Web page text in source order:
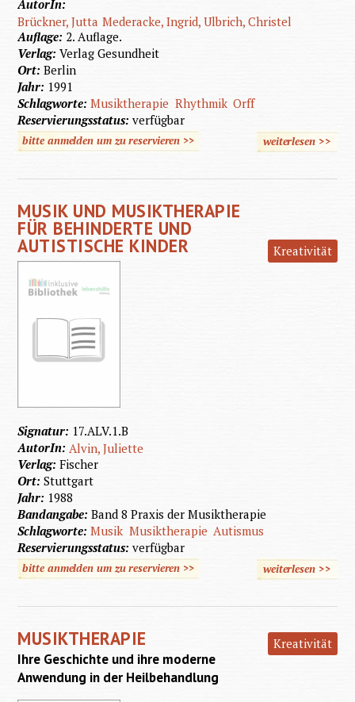
AutorIn:
Brückner, Jutta Mederacke, Ingrid, Ulbrich, Christel
Auflage: 2. Auflage.
Verlag:Verlag Gesundheit
Ort:Berlin
Jahr: 1991
Schlagworte:Musiktherapie Rhythmik Orff
Reservierungsstatus:verfügbar
bitte anmelden um zu reservieren >> weiterlesen>>
MUSIK UND MUSIKTHERAPIE
FÜR BEHINDERTE UND
AUTISTISCHE KINDER Kreativität
Signatur: 17.ALV.1.B
AutorIn: Alvin, Juliette
Verlag:Fischer
Ort:Stuttgart
Jahr: 1988
Bandangabe:Band 8 Praxis der Musiktherapie
Schlagworte:Musik Musiktherapie Autismus
Reservierungsstatus:verfügbar
bitte anmelden um zu reservieren >> weiterlesen über
für
>>
MUSIKTHERAPIE Kreativität
Ihre Geschichte und ihre moderne
Anwendung in der Heilbehandlung